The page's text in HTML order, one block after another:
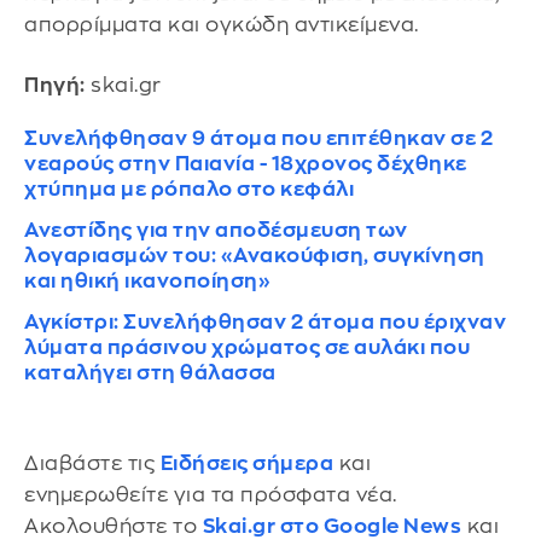
απορρίμματα και ογκώδη αντικείμενα.
Πηγή: skai.gr
Συνελήφθησαν 9 άτομα που επιτέθηκαν σε 2
νεαρούς στην Παιανία - 18χρονος δέχθηκε
χτύπημα με ρόπαλο στο κεφάλι
Ανεστίδης για την αποδέσμευση των
λογαριασμών του: «Ανακούφιση, συγκίνηση
και ηθική ικανοποίηση»
Αγκίστρι: Συνελήφθησαν 2 άτομα που έριχναν
λύματα πράσινου χρώματος σε αυλάκι που
καταλήγει στη θάλασσα
Διαβάστε τις Ειδήσεις σήμερα και
ενημερωθείτε για τα πρόσφατα νέα.
Ακολουθήστε το Skai.gr στο Google News και